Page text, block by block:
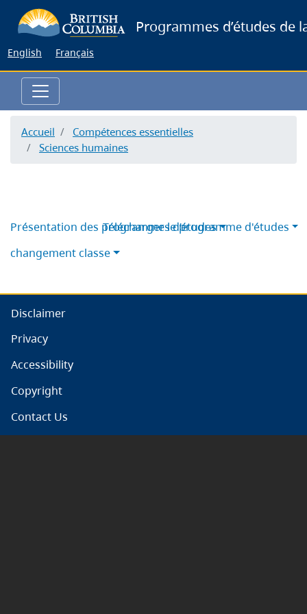
to
Programmes d’études de
English Français
Accueil
Compétences essentielles
Sciences humaines
Télécharger le programme d'études
Présentation des programmes d’études
changement classe
Disclaimer
Privacy
Accessibility
Copyright
Contact Us